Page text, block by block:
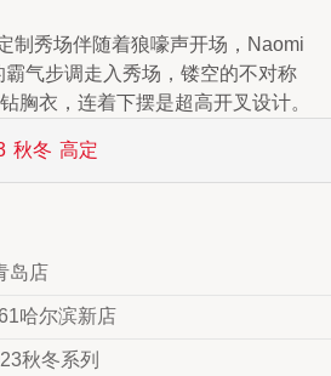
制秀场伴随着狼嚎声开场，Naomi
气步调走入秀场，镂空的不对称
胸衣，连着下摆是超高开叉设计。
秋冬 高定
岛店
哈尔滨新店
秋冬系列